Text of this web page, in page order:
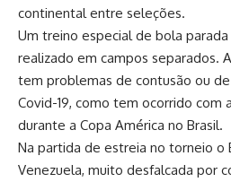
continental entre seleções.
Um treino especial de bola
realizado em campos separados.
tem problemas de contusão ou
Covid-19, como tem ocorrido com
durante a Copa América no Brasil.
Na partida de estreia no torneio o
Venezuela, muito desfalcada por